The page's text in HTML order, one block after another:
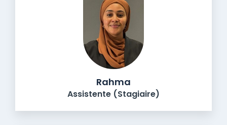
Rahma
Assistente (Stagiaire)